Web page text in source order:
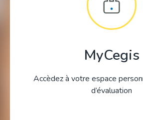
MyCegis
Accèdez à votre espace
d’évaluation